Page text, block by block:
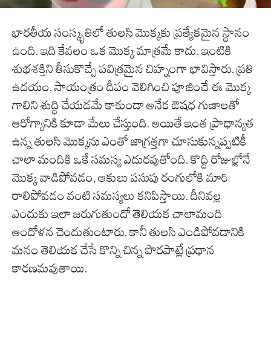
భారతీయ సంస్కృతిలో తులసి మొక్కకు ప్రత్యేకమైన స్థానం
ఉంది. ఇది కేవలం ఒక మొక్క మాత్రమే కాదు, ఇంటికి
శుభశక్తిని తీసుకొచ్చే పవిత్రమైన చిహ్నంగా భావిస్తారు. ప్రతి
ఉదయం, సాయంత్రం దీపం వెలిగించి పూజించే ఈ మొక్క
గాలిని శుద్ధి చేయడమే కాకుండా అనేక ఔషధ గుణాలతో
ఆరోగ్యానికి కూడా మేలు చేస్తుంది. అయితే ఇంత ప్రాధాన్యత
ఉన్న తులసి మొక్కను ఎంతో జాగ్రత్తగా చూసుకున్నప్పటికీ
చాలా మందికి ఒకే సమస్య ఎదురవుతోంది. కొద్ది రోజుల్లోనే
మొక్క వాడిపోవడం, ఆకులు పసుపు రంగులోకి మారి
రాలిపోవడం వంటి సమస్యలు కనిపిస్తాయి. దీనివల్ల
ఎందుకు ఇలా జరుగుతుందో తెలియక చాలామంది
ఆందోళన చెందుతుంటారు. కానీ తులసి ఎండిపోవడానికి
మనం తెలియక చేసే కొన్ని చిన్న పొరపాట్లే ప్రధాన
కారణమవుతాయి.